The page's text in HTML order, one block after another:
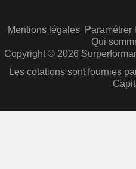
Mentions légales Paramétrer
Qui
Copyright © 2026
Les cotations sont fournies